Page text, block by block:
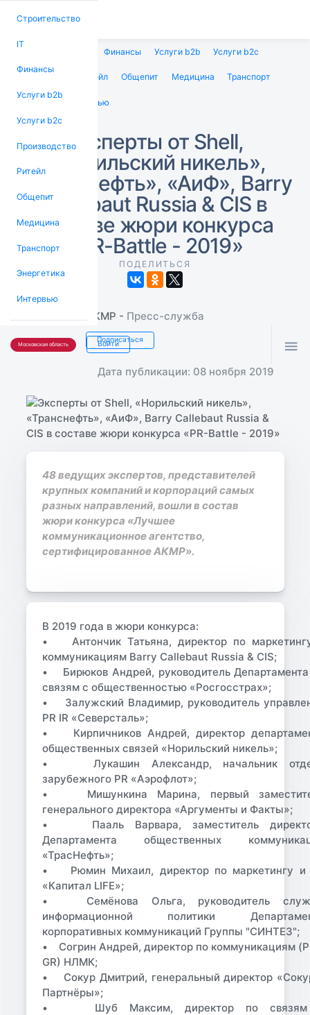
Строительство
IT
Финансы
Услуги b2b
Услуги b2c
Производство
Ритейл
Общепит
Медицина
Транспорт
Энергетика
Интервью
Московская область Войти 
Финансы Услуги b2b Услуги b2c
Ритейл Общепит Медицина Транспорт
Энергетика Интервью
Эксперты от Shell,
«Норильский никель»,
«Транснефть», «АиФ», Barry
Callebaut Russia & CIS в
составе жюри конкурса
«PR-Battle - 2019»
ПОДЕЛИТЬСЯ
АКМР - Пресс-служба
Подписаться
Дата публикации: 08 ноября 2019
48 ведущих экспертов, представителей
крупных компаний и корпораций самых
разных направлений, вошли в состав
жюри конкурса «Лучшее
коммуникационное агентство,
сертифицированное АКМР».
В 2019 года в жюри конкурса:
• Антончик Татьяна, директор по
коммуникациям Barry Callebaut Russia & CIS;
• Бирюков Андрей, руководитель
связям с общественностью «Росгосстрах»;
• Залужский Владимир, руководитель
PR IR «Северсталь»;
• Кирпичников Андрей, директор
общественных связей «Норильский никель»;
• Лукашин Александр, начальник
зарубежного PR «Аэрофлот»;
• Мишункина Марина, первый
генерального директора «Аргументы и Факты»;
• Пааль Варвара, заместитель
Департамента общественных
«ТрасНефть»;
• Рюмин Михаил, директор по маркетингу и
«Капитал LIFE»;
• Семёнова Ольга, руководитель
информационной политики
корпоративных коммуникаций Группы "СИНТЕЗ";
• Согрин Андрей, директор по коммуникациям
GR) НЛМК;
• Сокур Дмитрий, генеральный директор
Партнёры»;
• Шуб Максим, директор по